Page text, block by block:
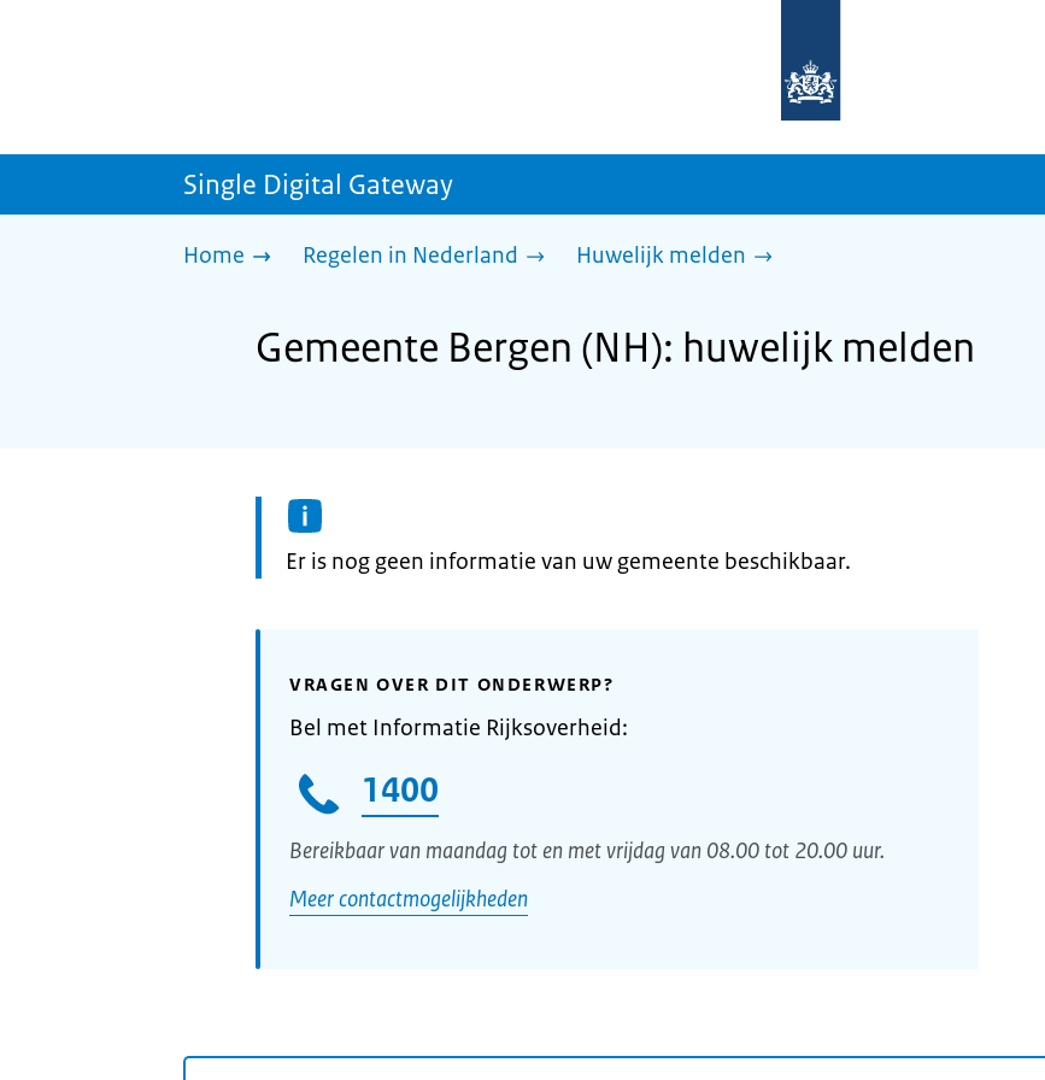
homepage
sdg.rijksoverheid.nl
Single Digital Gateway
Home Regelen in Nederland Huwelijk melden
Gemeente Bergen (NH): huwelijk melden
Informatie:
Er is nog geen informatie van uw gemeente beschikbaar.
VRAGEN OVER DIT ONDERWERP?
Bel met Informatie Rijksoverheid:
1400
Bereikbaar van maandag tot en met vrijdag van 08.00 tot 20.00 uur.
Meer contactmogelijkheden